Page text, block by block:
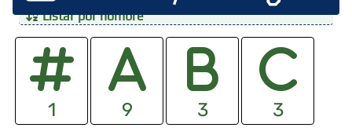
Listar por nombre
1 9 3 3